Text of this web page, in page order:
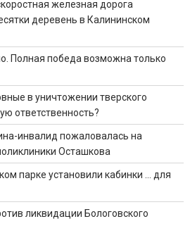
железная дорога
деревень в Калининском
Полная победа возможна только
в уничтожении тверского
ответственность?
инвалид пожаловалась на
Осташкова
парке установили кабинки … для
ликвидации Бологовского